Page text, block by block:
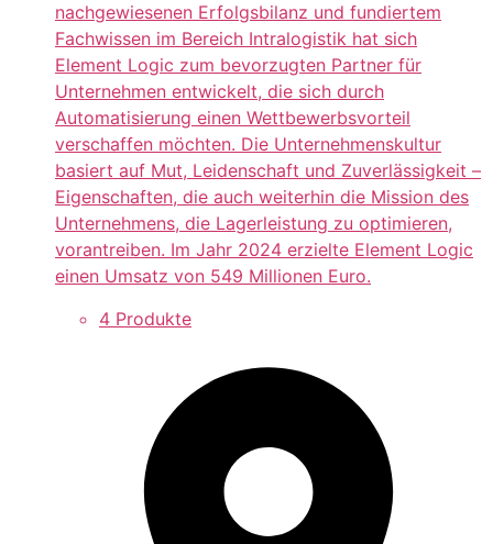
nachgewiesenen Erfolgsbilanz und fundiertem
Fachwissen im Bereich Intralogistik hat sich
Element Logic zum bevorzugten Partner für
Unternehmen entwickelt, die sich durch
Automatisierung einen Wettbewerbsvorteil
verschaffen möchten. Die Unternehmenskultur
basiert auf Mut, Leidenschaft und Zuverlässigkeit –
Eigenschaften, die auch weiterhin die Mission des
Unternehmens, die Lagerleistung zu optimieren,
vorantreiben. Im Jahr 2024 erzielte Element Logic
einen Umsatz von 549 Millionen Euro.
4 Produkte